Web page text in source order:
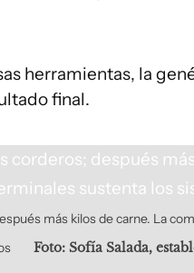
herramientas, la
final.
más kilos de carne. La
Foto: Sofía Salada,